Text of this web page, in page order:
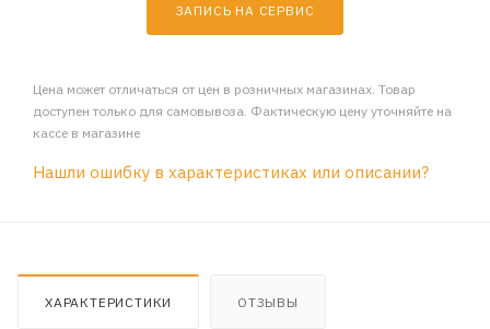
ЗАПИСЬ НА СЕРВИС
Цена может отличаться от цен в розничных магазинах. Товар
доступен только для самовывоза. Фактическую цену уточняйте на
кассе в магазине
Нашли ошибку в характеристиках или описании?
ХАРАКТЕРИСТИКИ ОТЗЫВЫ